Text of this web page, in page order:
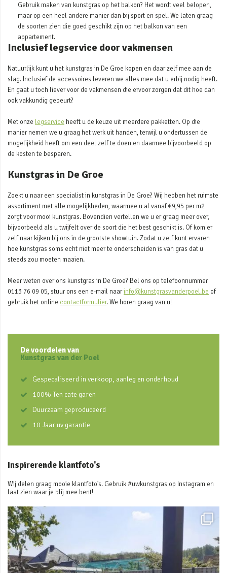
Gebruik maken van kunstgras op het balkon? Het wordt veel belopen,
maar op een heel andere manier dan bij sport en spel. We laten graag
de soorten zien die goed geschikt zijn op het balkon van een
appartement.
Inclusief legservice door vakmensen
Natuurlijk kunt u het kunstgras in De Groe kopen en daar zelf mee aan de
slag. Inclusief de accessoires leveren we alles mee dat u erbij nodig heeft.
En gaat u toch liever voor de vakmensen die ervoor zorgen dat dit hoe dan
ook vakkundig gebeurt?
Met onze legservice heeft u de keuze uit meerdere pakketten. Op die
manier nemen we u graag het werk uit handen, terwijl u ondertussen de
mogelijkheid heeft om een deel zelf te doen en daarmee bijvoorbeeld op
de kosten te besparen.
Kunstgras in De Groe
Zoekt u naar een specialist in kunstgras in De Groe? Wij hebben het ruimste
assortiment met alle mogelijkheden, waarmee u al vanaf €9,95 per m2
zorgt voor mooi kunstgras. Bovendien vertellen we u er graag meer over,
bijvoorbeeld als u twijfelt over de soort die het best geschikt is. Of kom er
zelf naar kijken bij ons in de grootste showtuin. Zodat u zelf kunt ervaren
hoe kunstgras soms echt niet meer te onderscheiden is van gras dat u
steeds zou moeten maaien.
Meer weten over ons kunstgras in De Groe? Bel ons op telefoonnummer
0113 76 09 05, stuur ons een e-mail naarinfo@kunstgrasvanderpoel.be of
gebruik het online contactformulier. We horen graag van u!
De voordelen van
Kunstgras van der Poel
Gespecaliseerd in verkoop, aanleg en onderhoud
100% Ten cate garen
Duurzaam geproduceerd
10 Jaar uv garantie
Inspirerende klantfoto's
Wij delen graag mooie klantfoto's. Gebruik #uwkunstgras op Instagram en
laat zien waar je blij mee bent!